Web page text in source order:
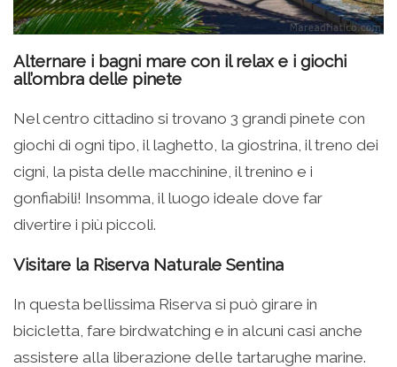
Alternare i bagni mare con il relax e i giochi
all’ombra delle pinete
Nel centro cittadino si trovano 3 grandi pinete con
giochi di ogni tipo, il laghetto, la giostrina, il treno dei
cigni, la pista delle macchinine, il trenino e i
gonfiabili! Insomma, il luogo ideale dove far
divertire i più piccoli.
Visitare la Riserva Naturale Sentina
In questa bellissima Riserva si può girare in
bicicletta, fare birdwatching e in alcuni casi anche
assistere alla liberazione delle tartarughe marine.